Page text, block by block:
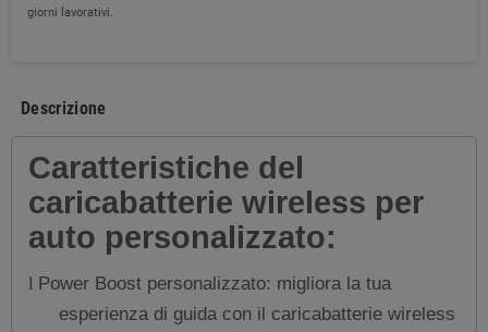
giorni lavorativi.
Descrizione
Caratteristiche del
caricabatterie wireless per
auto personalizzato:
l Power Boost personalizzato: migliora la tua
esperienza di guida con il caricabatterie wireless